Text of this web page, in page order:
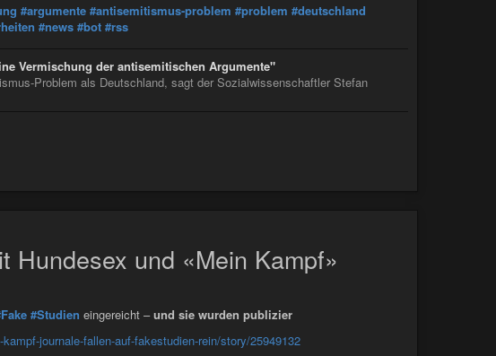
#argumente #antisemitismus-problem #problem #deutschland
#news #bot #rss
Vermischung der antisemitischen Argumente"
Problem als Deutschland, sagt der Sozialwissenschaftler Stefan
Hundesex und «Mein Kampf»
#Studien eingereicht –und sie wurden publizier
journale-fallen-auf-fakestudien-rein/story/25949132